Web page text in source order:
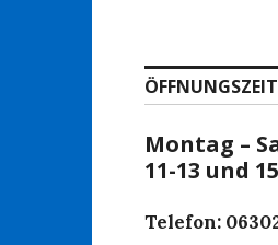
Montag –
11-13 und
Telefon: